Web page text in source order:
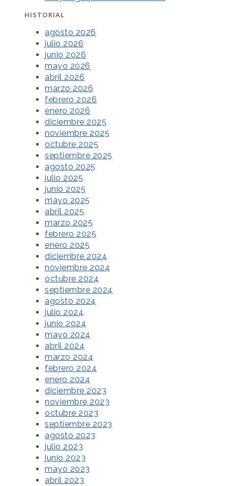
HISTORIAL
agosto 2026
julio 2026
junio 2026
mayo 2026
abril 2026
marzo 2026
febrero 2026
enero 2026
diciembre 2025
noviembre 2025
octubre 2025
septiembre 2025
agosto 2025
julio 2025
junio 2025
mayo 2025
abril 2025
marzo 2025
febrero 2025
enero 2025
diciembre 2024
noviembre 2024
octubre 2024
septiembre 2024
agosto 2024
julio 2024
junio 2024
mayo 2024
abril 2024
marzo 2024
febrero 2024
enero 2024
diciembre 2023
noviembre 2023
octubre 2023
septiembre 2023
agosto 2023
julio 2023
junio 2023
mayo 2023
abril 2023